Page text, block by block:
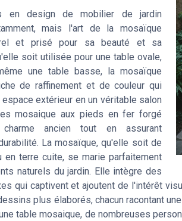
en design de mobilier de jardin
mais l'art de la mosaïque
et prisé pour sa beauté et sa
soit utilisée pour une table ovale,
une table basse, la mosaïque
de raffinement et de couleur qui
extérieur en un véritable salon
mosaique aux pieds en fer forgé
ancien tout en assurant
La mosaïque, qu'elle soit de
terre cuite, se marie parfaitement
naturels du jardin. Elle intègre des
qui captivent et ajoutent de l'intérêt
plus élaborés, chacun racontant
table mosaique, de nombreuses